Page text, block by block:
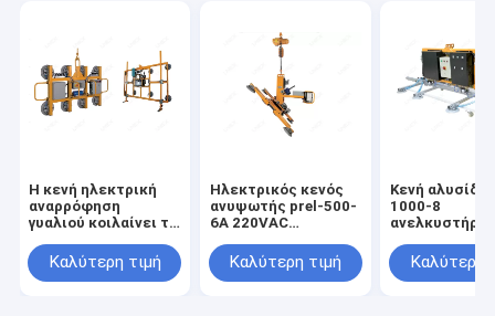
Η κενή ηλεκτρική
αναρρόφηση
γυαλιού κοιλαίνει το
ανυψωτή PL-500-8
PL-1000-8
Καλύτερη τιμή
Ηλεκτρικός κενός
ανυψωτής prel-500-
6A 220VAC
αναρρόφησης
γυαλιού
Καλύτερη τιμή
Κενή αλυσίδα
1000-8
φλυτζανιών
αναρρόφησης
Καλύτερη